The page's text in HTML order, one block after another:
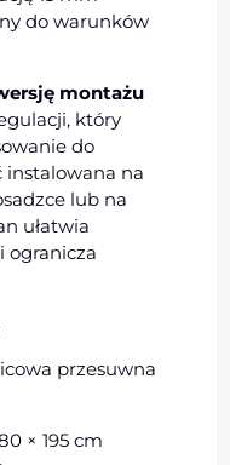
do warunków
montażu
który
do
instalowana na
lub na
ułatwia
ogranicza
przesuwna
× 195 cm